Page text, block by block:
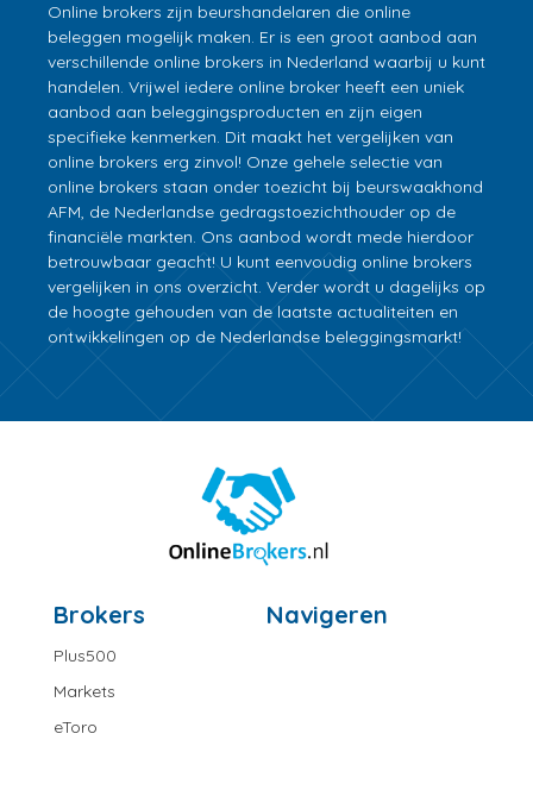
Online brokers zijn beurshandelaren die online
beleggen mogelijk maken. Er is een groot aanbod aan
verschillende online brokers in Nederland waarbij u kunt
handelen. Vrijwel iedere online broker heeft een uniek
aanbod aan beleggingsproducten en zijn eigen
specifieke kenmerken. Dit maakt het vergelijken van
online brokers erg zinvol! Onze gehele selectie van
online brokers staan onder toezicht bij beurswaakhond
AFM, de Nederlandse gedragstoezichthouder op de
financiële markten. Ons aanbod wordt mede hierdoor
betrouwbaar geacht! U kunt eenvoudig online brokers
vergelijken in ons overzicht. Verder wordt u dagelijks op
de hoogte gehouden van de laatste actualiteiten en
ontwikkelingen op de Nederlandse beleggingsmarkt!
Brokers
Plus500
Markets
eToro
Navigeren